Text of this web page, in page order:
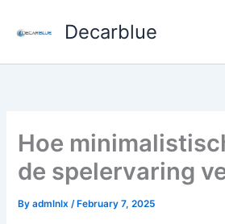
Decarblue
Hoe
de spelervaring
Byadmlnlx/ February 7, 2025